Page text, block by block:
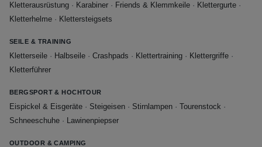
Kletterausrüstung · Karabiner · Friends & Klemmkeile · Klettergurte ·
Kletterhelme · Klettersteigsets
SEILE & TRAINING
Kletterseile · Halbseile · Crashpads · Klettertraining · Klettergriffe ·
Kletterführer
BERGSPORT & HOCHTOUR
Eispickel & Eisgeräte · Steigeisen · Stirnlampen · Tourenstock ·
Schneeschuhe · Lawinenpiepser
OUTDOOR & CAMPING